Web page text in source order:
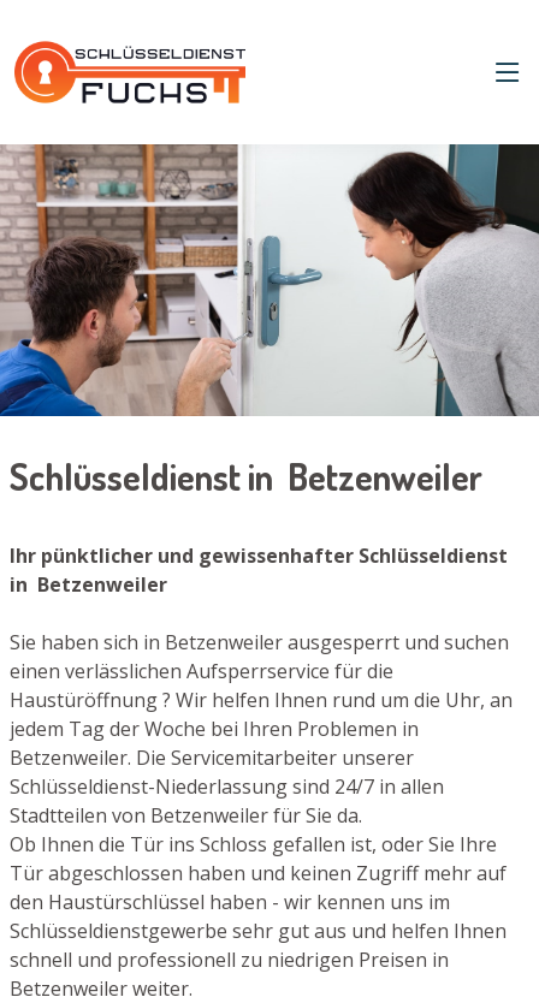
Schlüsseldienst in Betzenweiler
Ihr pünktlicher und gewissenhafter Schlüsseldienst
in Betzenweiler
Sie haben sich in Betzenweiler ausgesperrt und suchen
einen verlässlichen Aufsperrservice für die
Haustüröffnung ? Wir helfen Ihnen rund um die Uhr, an
jedem Tag der Woche bei Ihren Problemen in
Betzenweiler. Die Servicemitarbeiter unserer
Schlüsseldienst-Niederlassung sind 24/7 in allen
Stadtteilen von Betzenweiler für Sie da.
Ob Ihnen die Tür ins Schloss gefallen ist, oder Sie Ihre
Tür abgeschlossen haben und keinen Zugriff mehr auf
den Haustürschlüssel haben - wir kennen uns im
Schlüsseldienstgewerbe sehr gut aus und helfen Ihnen
schnell und professionell zu niedrigen Preisen in
Betzenweiler weiter.